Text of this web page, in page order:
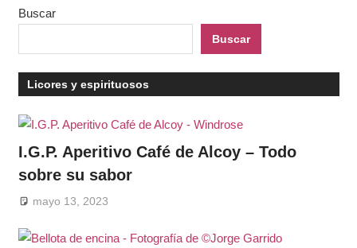
Buscar
Buscar
Licores y espirituosos
I.G.P. Aperitivo Café de Alcoy – Todo
sobre su sabor
mayo 13, 2023